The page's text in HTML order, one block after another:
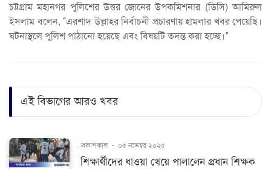
চট্টগ্রাম মহানগর পুলিশের উত্তর জোনের উপকমিশনার (ডিসি) আমিরুল
ইসলাম বলেন, “এরশাদ উল্লাহর নির্বাচনী প্রচারণায় হামলার খবর পেয়েছি।
ঘটনাস্থলে পুলিশ পাঠানো হয়েছে এবং বিষয়টি তদন্ত করা হচ্ছে।”
এই বিভাগের আরও খবর
প্রকাশকাল - ০৫ নভেম্বর ২০২৫
শিক্ষার্থীদের ধাওয়া খেয়ে পালালেন প্রধান শিক্ষক